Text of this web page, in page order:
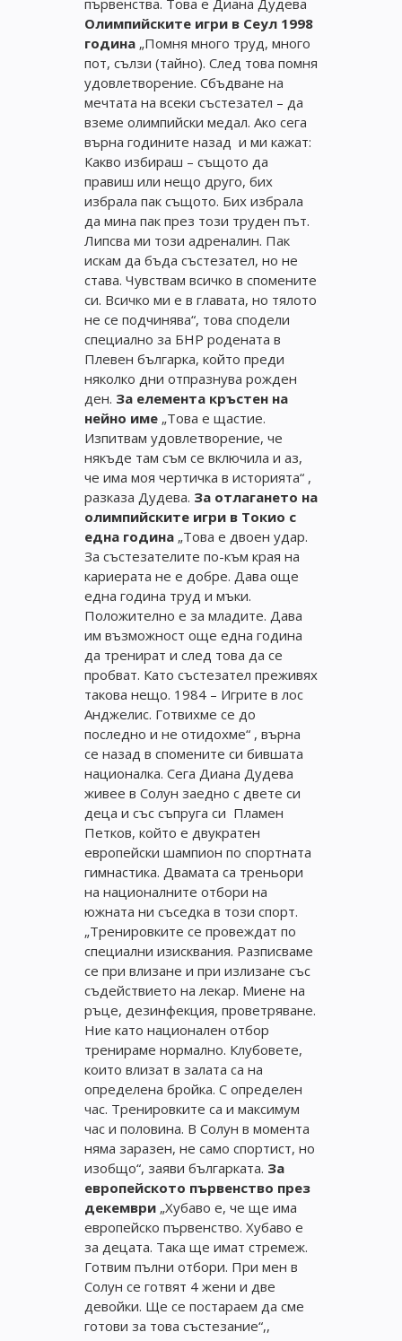
Олимпийските игри в Сеул 1998
година „Помня много труд, много
пот, сълзи (тайно). След това помня
удовлетворение. Сбъдване на
мечтата на всеки състезател – да
вземе олимпийски медал. Ако сега
върна годините назад и ми кажат:
Какво избираш – същото да
правиш или нещо друго, бих
избрала пак същото. Бих избрала
да мина пак през този труден път.
Липсва ми този адреналин. Пак
искам да бъда състезател, но не
става. Чувствам всичко в спомените
си. Всичко ми е в главата, но тялото
не се подчинява“, това сподели
специално за БНР родената в
Плевен българка, който преди
няколко дни отпразнува рожден
ден. За елемента кръстен на
нейно име „Това е щастие.
Изпитвам удовлетворение, че
някъде там съм се включила и аз,
че има моя чертичка в историята“ ,
разказа Дудева. За отлагането на
олимпийските игри в Токио с
една година „Това е двоен удар.
За състезателите по-към края на
кариерата не е добре. Дава още
една година труд и мъки.
Положително е за младите. Дава
им възможност още една година
да тренират и след това да се
пробват. Като състезател преживях
такова нещо. 1984 – Игрите в лос
Анджелис. Готвихме се до
последно и не отидохме“ , върна
се назад в спомените си бившата
националка. Сега Диана Дудева
живее в Солун заедно с двете си
деца и със съпруга си Пламен
Петков, който e двукратен
европейски шампион по спортната
гимнастика. Двамата са треньори
на националните отбори на
южната ни съседка в този спорт.
„Тренировките се провеждат по
специални изисквания. Разписваме
се при влизане и при излизане със
съдействието на лекар. Миене на
ръце, дезинфекция, проветряване.
Ние като национален отбор
тренираме нормално. Клубовете,
които влизат в залата са на
определена бройка. С определен
час. Тренировките са и максимум
час и половина. В Солун в момента
няма заразен, не само спортист, но
изобщо“, заяви българката. За
европейското първенство през
декември „Хубаво е, че ще има
европейско първенство. Хубаво е
за децата. Така ще имат стремеж.
Готвим пълни отбори. При мен в
Солун се готвят 4 жени и две
девойки. Ще се постараем да сме
готови за това състезание“,,